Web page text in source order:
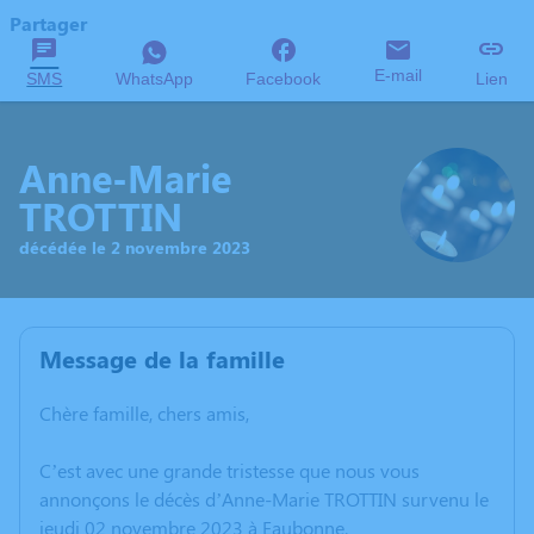
Partager
SMS WhatsApp Facebook E-mail Lien
Anne-Marie
TROTTIN
décédée le 2 novembre 2023
Message de la famille
Chère famille, chers amis,
C’est avec une grande tristesse que nous vous
annonçons le décès d’Anne-Marie TROTTIN survenu le
jeudi 02 novembre 2023 à Eaubonne.